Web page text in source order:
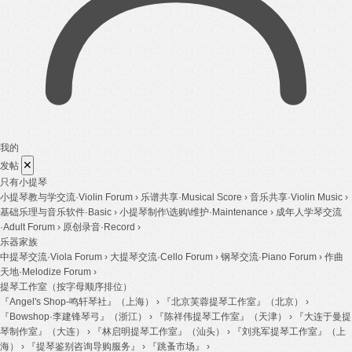
我的
发帖 ✕
只有小提琴
小提琴教与学交流·Violin Forum › 乐谱共享·Musical Score › 音乐共享·Violin Music ›
基础乐理与音乐软件·Basic › 小提琴制作\选购\维护·Maintenance › 成年人学琴交流
·Adult Forum › 原创录音·Record ›
乐器家族
中提琴交流·Viola Forum › 大提琴交流·Cello Forum › 钢琴交流·Piano Forum › 作曲
天地·Melodize Forum ›
提琴工作室（按字母顺序排位）
『Angel's Shop-鸣轩琴社』（上海）
› 『北京芙蓉提琴工作室』（北京）
›
『Bowshop·李建锋琴弓』（浙江）
› 『陈祥伟提琴工作室』（天津） ›
『大连于曼提
琴制作室』（大连）
› 『林启明提琴工作室』（汕头） ›
『刘兆军提琴工作室』（上
海）
› 『提琴鉴别咨询导购服务』 › 『跳蚤市场』 ›